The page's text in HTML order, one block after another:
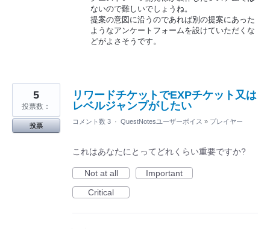
ないので難しいでしょうね。
提案の意図に沿うのであれば別の提案にあった
ようなアンケートフォームを設けていただくな
どがよさそうです。
リワードチケットでEXPチケット又は
レベルジャンプがしたい
5
投票数：
投票
コメント数 3 · QuestNotesユーザーボイス » プレイヤー
これはあなたにとってどれくらい重要ですか?
Not at all
Important
Critical